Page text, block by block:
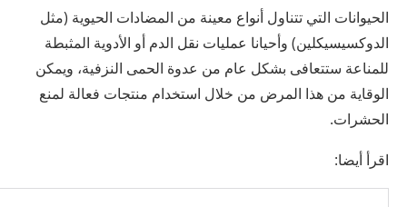
الحيوانات التي تتناول أنواع معينة من المضادات الحيوية (مثل
الدوكسيسيكلين) وأحيانا عمليات نقل الدم أو الأدوية المثبطة
للمناعة ستتعافى بشكل عام من عدوة الحمى النزفية، ويمكن
الوقاية من هذا المرض من خلال استخدام منتجات فعالة لمنع
الحشرات.
اقرأ أيضا: